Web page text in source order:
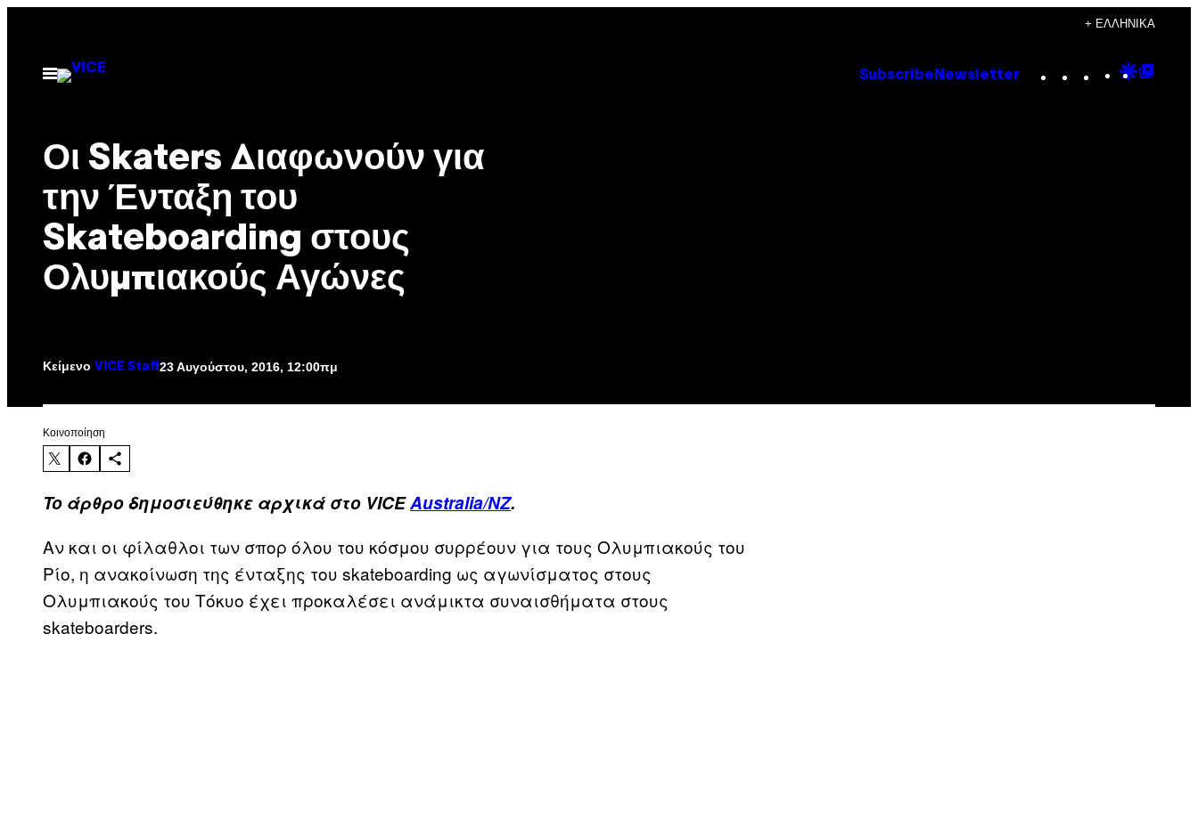
περιεχόμενο
+ ΕΛΛΗΝΙΚΆ
Ανοίξτε
το
Subscribe Newsletter Instagram
TikTok
YouTube
Google
Οι Skaters Διαφωνούν για
την Ένταξη του
Skateboarding στους
Ολυμπιακούς Αγώνες
Κείμενο VICE Staff23 Αυγούστου, 2016, 12:00πμ
Kοινοποίηση
To άρθρο δημοσιεύθηκε αρχικά στο VICEAustralia/NZ.
Αν και οι φίλαθλοι των σπορ όλου του κόσμου συρρέουν για τους Ολυμπιακούς του
Ρίο, η ανακοίνωση της ένταξης του skateboarding ως αγωνίσματος στους
Ολυμπιακούς του Τόκυο έχει προκαλέσει ανάμικτα συναισθήματα στους
skateboarders.